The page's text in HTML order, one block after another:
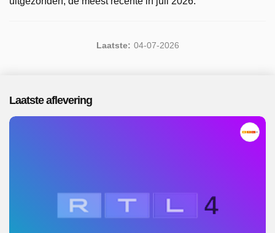
Laatste: 04-07-2026
Laatste aflevering